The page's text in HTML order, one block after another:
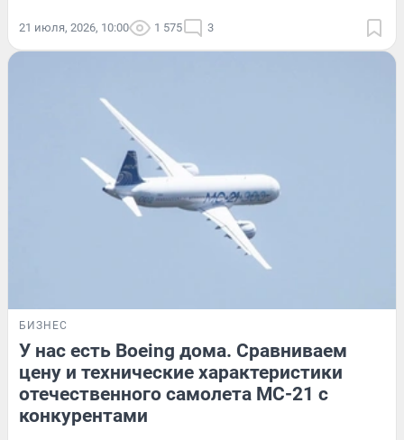
21 июля, 2026, 10:00 1 575 3
БИЗНЕС
У нас есть Boeing дома. Сравниваем
цену и технические характеристики
отечественного самолета МС-21 с
конкурентами